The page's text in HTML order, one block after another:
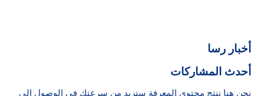
أخبار رسا
أحدث المشاركات
نحن هنا ننتج محتوى المعرفة ستزيد من سرعتك في الوصول إلى